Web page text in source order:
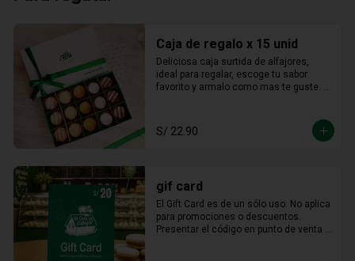
Caja de regalo x 15 unid
Deliciosa caja surtida de alfajores,
ideal para regalar, escoge tu sabor
favorito y armalo como mas te guste.
S/ 22.90
gif card
El Gift Card es de un sólo uso. No aplica
para promociones o descuentos.
Presentar el código en punto de venta o